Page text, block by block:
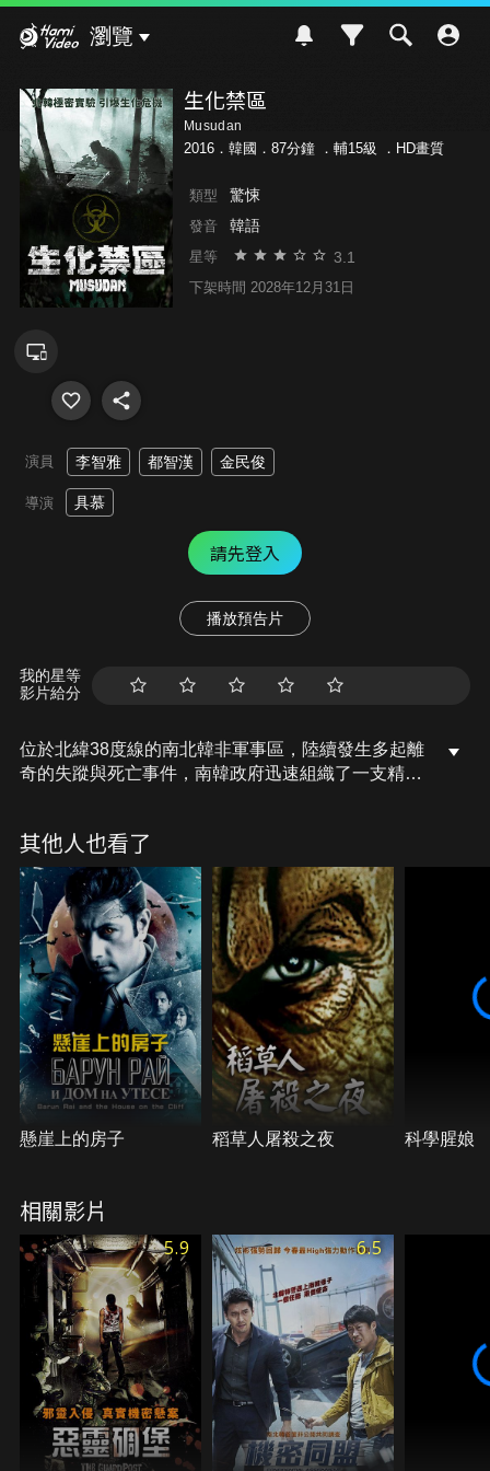
瀏覽
生化禁區
Musudan
2016．韓國．87分鐘 ． 輔15級 ．HD畫質
類型 驚悚
發音 韓語
星等 3.1
下架時間 2028年12月31日
演員 李智雅 都智漢 金民俊
導演 具慕
請先登入
播放預告片
我的星等
影片給分
位於北緯38度線的南北韓非軍事區，陸續發生多起離
奇的失蹤與死亡事件，南韓政府迅速組織了一支精英
當發現的證據一再顯示北韓軍隊竟牽涉其中時，他們
才驚覺案情並不單純，原來在更加恐怖邪惡的真相面
前，北韓已經顯得微不足道…
其他人也看了
懸崖上的房子 稻草人屠殺之夜 科學腥娘
相關影片
5.9 6.5